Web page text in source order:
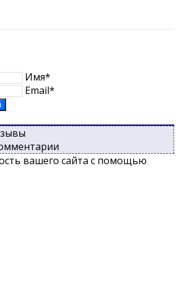
Имя*
Email*
вашего сайта с помощью